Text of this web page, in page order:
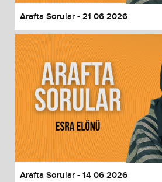
Arafta Sorular - 21 06 2026
Arafta Sorular - 14 06 2026